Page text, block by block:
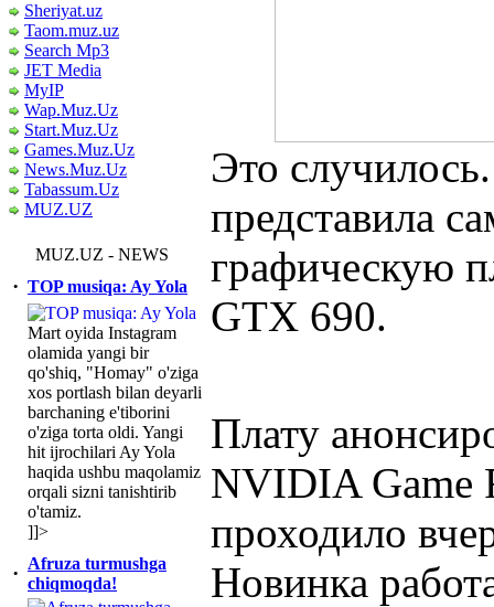
Sheriyat.uz
Taom.muz.uz
Search Mp3
JET Media
MyIP
Wap.Muz.Uz
Start.Muz.Uz
Games.Muz.Uz
News.Muz.Uz
Tabassum.Uz
MUZ.UZ
MUZ.UZ - NEWS
· TOP musiqa: Ay Yola
Mart oyida Instagram
olamida yangi bir
qo'shiq, "Homay" o'ziga
xos portlash bilan deyarli
barchaning e'tiborini
o'ziga torta oldi. Yangi
hit ijrochilari Ay Yola
haqida ushbu maqolamiz
orqali sizni tanishtirib
o'tamiz.
]]>
· Afruza turmushga
chiqmoqda!
Это
представила
графическую
GTX 690.
Плату
NVIDIA Game
проходило
Новинка